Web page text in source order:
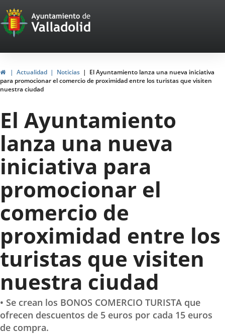
Portal
Web
del
Ayuntamiento
de
Valladolid
InicioActualidad Noticias
El Ayuntamiento lanza una nueva iniciativa
para promocionar el comercio de proximidad entre los turistas que visiten
nuestra ciudad
El Ayuntamiento
lanza una nueva
iniciativa para
promocionar el
comercio de
proximidad entre los
turistas que visiten
nuestra ciudad
• Se crean los BONOS COMERCIO TURISTA que
ofrecen descuentos de 5 euros por cada 15 euros
de compra.